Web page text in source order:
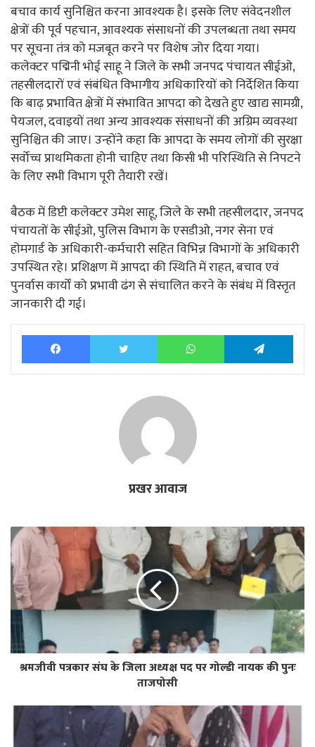
बचाव कार्य सुनिश्चित करना आवश्यक है। इसके लिए संवेदनशील
क्षेत्रों की पूर्व पहचान, आवश्यक संसाधनों की उपलब्धता तथा समय
पर सूचना तंत्र को मजबूत करने पर विशेष जोर दिया गया।
कलेक्टर पद्मिनी भोई साहू ने जिले के सभी जनपद पंचायत सीईओ,
तहसीलदारों एवं संबंधित विभागीय अधिकारियों को निर्देशित किया
कि बाढ़ प्रभावित क्षेत्रों में संभावित आपदा को देखते हुए खाद्य सामग्री,
पेयजल, दवाइयों तथा अन्य आवश्यक संसाधनों की अग्रिम व्यवस्था
सुनिश्चित की जाए। उन्होंने कहा कि आपदा के समय लोगों की सुरक्षा
सर्वोच्च प्राथमिकता होनी चाहिए तथा किसी भी परिस्थिति से निपटने
के लिए सभी विभाग पूरी तैयारी रखें।
बैठक में डिप्टी कलेक्टर उमेश साहू, जिले के सभी तहसीलदार, जनपद
पंचायतों के सीईओ, पुलिस विभाग के एसडीओ, नगर सेना एवं
होमगार्ड के अधिकारी-कर्मचारी सहित विभिन्न विभागों के अधिकारी
उपस्थित रहे। प्रशिक्षण में आपदा की स्थिति में राहत, बचाव एवं
पुनर्वास कार्यों को प्रभावी ढंग से संचालित करने के संबंध में विस्तृत
जानकारी दी गई।
Facebook Twitter WhatsApp
प्रखर आवाज
श्रमजीवी पत्रकार संघ के जिला अध्यक्ष पद पर गोल्डी नायक की पुनः
ताजपोसी